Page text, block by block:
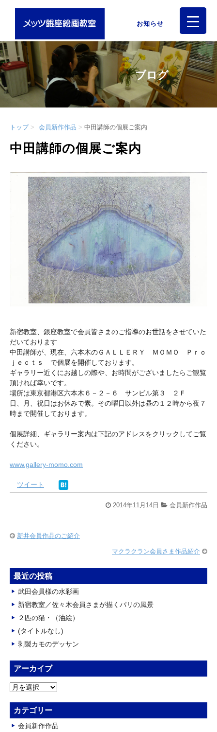
お知らせ
ブログ
トップ 会員新作作品 中田講師の個展ご案内
中田講師の個展ご案内
新宿教室、銀座教室で会員皆さまのご指導のお世話をさせていた
だいております
中田講師が、現在、六本木のＧＡＬＬＥＲＹ ＭＯＭＯ Ｐｒｏ
ｊｅｃｔｓ で個展を開催しております。
ギャラリー近くにお越しの際や、お時間がございましたらご観覧
頂ければ幸いです。
場所は東京都港区六本木６－２－６ サンビル第３ ２Ｆ
日、月、祝日はお休みで素。その曜日以外は昼の１２時から夜７
時まで開催しております。
個展詳細、ギャラリー案内は下記のアドレスをクリックしてご覧
ください。
www.gallery-momo.com
ツイート
2014年11月14日 会員新作作品
新井会員作品のご紹介
マクラクラン会員さま作品紹介
最近の投稿
武田会員様の水彩画
新宿教室／佐々木会員さまが描くパリの風景
２匹の猫・（油絵）
(タイトルなし)
剥製カモのデッサン
アーカイブ
ア
カ
イ
ブ
カテゴリー
会員新作作品